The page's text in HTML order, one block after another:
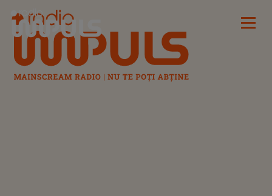
Radio Impuls